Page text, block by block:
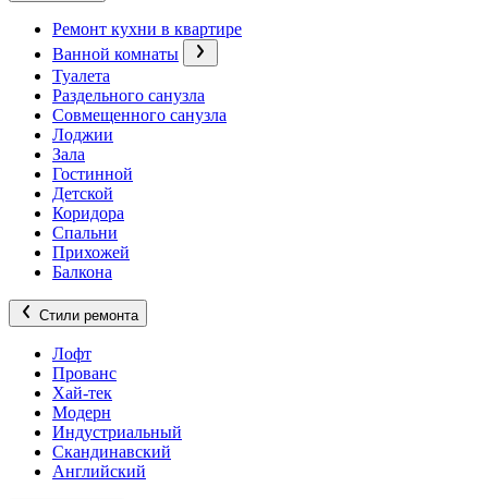
Ремонт кухни в квартире
Ванной комнаты
Туалета
Раздельного санузла
Совмещенного санузла
Лоджии
Зала
Гостинной
Детской
Коридора
Спальни
Прихожей
Балкона
Стили ремонта
Лофт
Прованс
Хай-тек
Модерн
Индустриальный
Скандинавский
Английский